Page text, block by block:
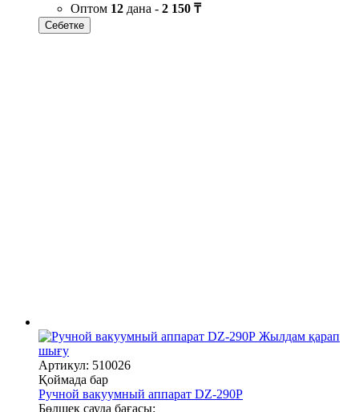
Оптом 12 дана - 2 150 ₸
Себетке
Жылдам қарап
шығу
Артикул: 510026
Қоймада бар
Ручной вакуумный аппарат DZ-290P
Бөлшек сауда бағасы: